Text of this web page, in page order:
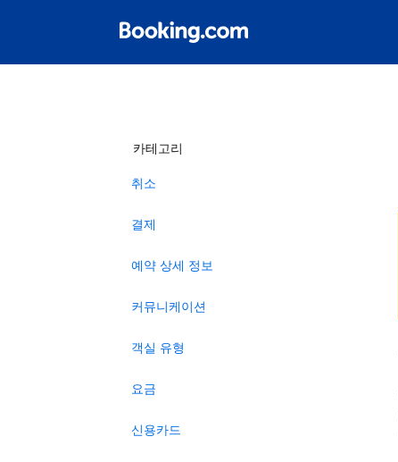
카테고리
취소
결제
예약 상세 정보
커뮤니케이션
객실 유형
요금
신용카드